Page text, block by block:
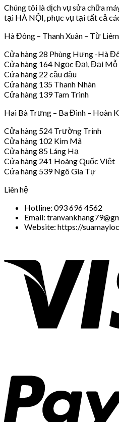
Chúng tôi là dịch vụ sửa chữa
tại HÀ NỘI, phục vụ tại tất cả
Hà Đông – Thanh Xuân – Từ Liêm
Cửa hàng 28 Phùng Hưng -Hà
Cửa hàng 164 Ngọc Đại, Đại Mỗ
Cửa hàng 22 cầu dậu
Cửa hàng 135 Thanh Nhàn
Cửa hàng 139 Tam Trinh
Hai Bà Trưng – Ba Đình – Hoàn
Cửa hàng 524 Trường Trinh
Cửa hàng 102 Kim Mã
Cửa hàng 85 Láng Hạ
Cửa hàng 241 Hoàng Quốc Việt
Cửa hàng 539 Ngô Gia Tự
Liên hệ
Hotline: 093 696 4562
Email:
Website: https://